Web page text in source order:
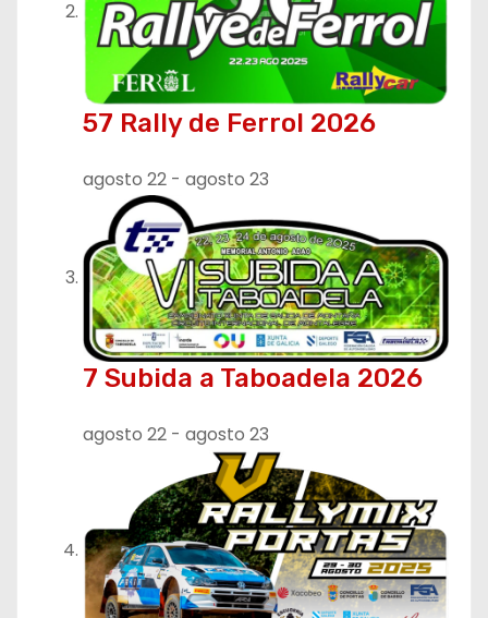
57 Rally de Ferrol 2026
agosto 22 - agosto 23
7 Subida a Taboadela 2026
agosto 22 - agosto 23